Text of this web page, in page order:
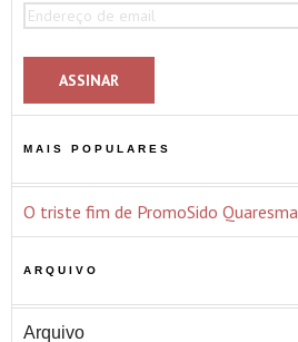
Endereço
MAIS POPULARES
O triste fim de PromoSido Quaresma
ARQUIVO
Arquivo